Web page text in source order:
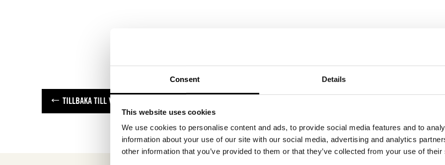
Consent Details
This website uses cookies
We use cookies to personalise content and ads, to provide social media features and to
information about your use of our site with our social media, advertising and analytics
other information that you’ve provided to them or that they’ve collected from your use of
TILLBAKA TILL VARUMÄRKEN